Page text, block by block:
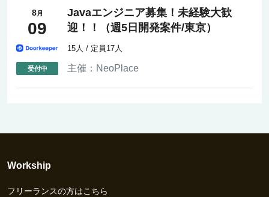
8月
09
Javaエンジニア募集！未経験大歓
迎！！（週5日開発案件/東京）
主催： NeoPlace
15人 / 定員17人
Workship
フリーランスの方はこちら